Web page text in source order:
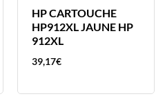
HP CARTOUCHE
HP912XL JAUNE HP
912XL
39,17€